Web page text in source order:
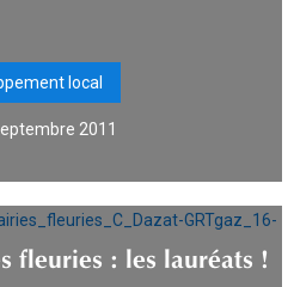
local
2011
fleuries : les lauréats !